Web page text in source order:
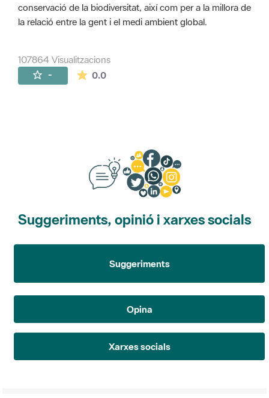
conservació de la biodiversitat, així com per a la millora de
la relació entre la gent i el medi ambient global.
107864 Visualitzacions
- 0.0La mitjana de les valoracions és de 0
Suggeriments, opinió i xarxes socials
Suggeriments
Opina
Xarxes socials